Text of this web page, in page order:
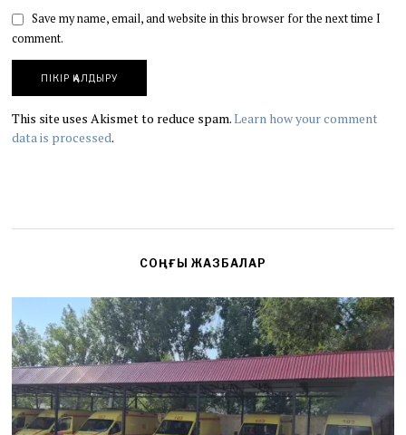
Save my name, email, and website in this browser for the next time I
comment.
This site uses Akismet to reduce spam.Learn how your comment
data is processed.
СОҢҒЫ ЖАЗБАЛАР